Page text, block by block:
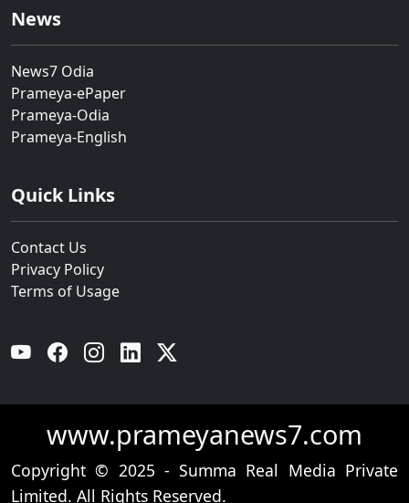
News
News7 Odia
Prameya-ePaper
Prameya-Odia
Prameya-English
Quick Links
Contact Us
Privacy Policy
Terms of Usage
YouTube Facebook Instagram Linkedin
www.prameyanews7.com
Copyright © 2025 - Summa Real Media Private
Limited. All Rights Reserved.